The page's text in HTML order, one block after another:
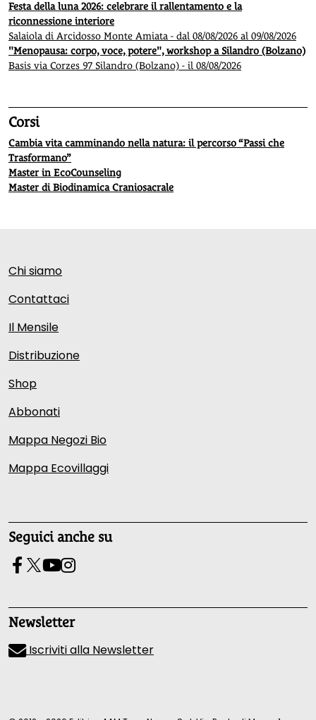
Festa della luna 2026: celebrare il rallentamento e la
riconnessione interiore
Salaiola di Arcidosso Monte Amiata - dal 08/08/2026 al 09/08/2026
"Menopausa: corpo, voce, potere", workshop a Silandro (Bolzano)
Basis via Corzes 97 Silandro (Bolzano) - il 08/08/2026
Corsi
Cambia vita camminando nella natura: il percorso “Passi che
Trasformano”
Master in EcoCounseling
Master di Biodinamica Craniosacrale
Chi siamo
Contattaci
Il Mensile
Distribuzione
Shop
Abbonati
Mappa Negozi Bio
Mappa Ecovillaggi
Seguici anche su
Newsletter
Iscriviti alla Newsletter